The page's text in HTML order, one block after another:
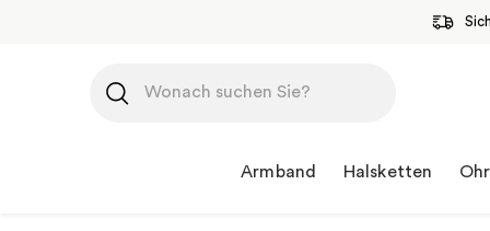
Inhalt
springen
Armband Halsketten